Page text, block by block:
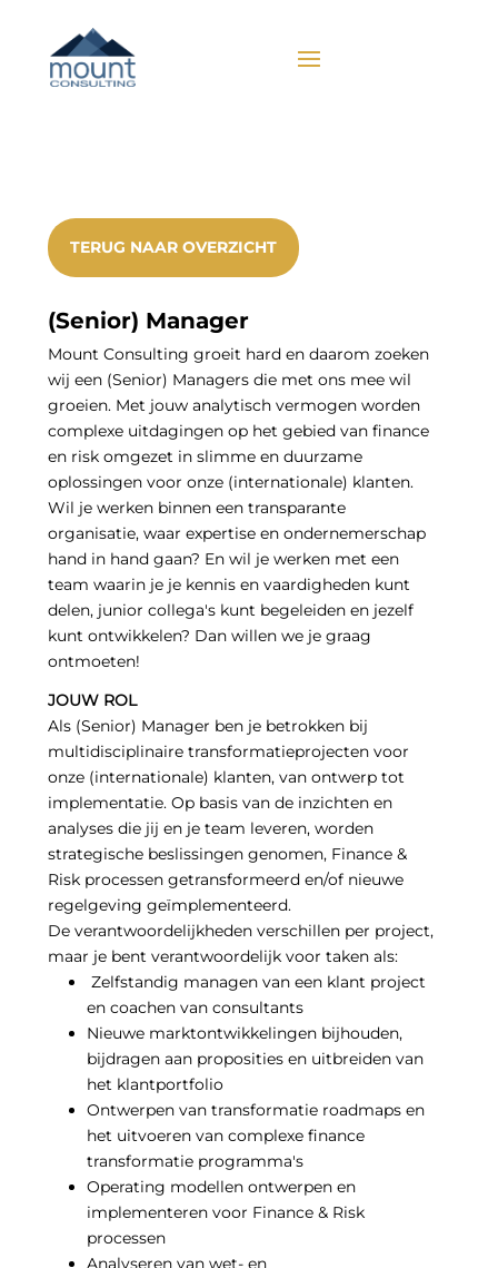
TERUG NAAR OVERZICHT
(Senior) Manager
Mount Consulting groeit hard en daarom zoeken
wij een (Senior) Managers die met ons mee wil
groeien. Met jouw analytisch vermogen worden
complexe uitdagingen op het gebied van finance
en risk omgezet in slimme en duurzame
oplossingen voor onze (internationale) klanten.
Wil je werken binnen een transparante
organisatie, waar expertise en ondernemerschap
hand in hand gaan? En wil je werken met een
team waarin je je kennis en vaardigheden kunt
delen, junior collega's kunt begeleiden en jezelf
kunt ontwikkelen? Dan willen we je graag
ontmoeten!
JOUW ROL
Als (Senior) Manager ben je betrokken bij
multidisciplinaire transformatieprojecten voor
onze (internationale) klanten, van ontwerp tot
implementatie. Op basis van de inzichten en
analyses die jij en je team leveren, worden
strategische beslissingen genomen, Finance &
Risk processen getransformeerd en/of nieuwe
regelgeving geïmplementeerd.
De verantwoordelijkheden verschillen per project,
maar je bent verantwoordelijk voor taken als:
Zelfstandig managen van een klant project
en coachen van consultants
Nieuwe marktontwikkelingen bijhouden,
bijdragen aan proposities en uitbreiden van
het klantportfolio
Ontwerpen van transformatie roadmaps en
het uitvoeren van complexe finance
transformatie programma's
Operating modellen ontwerpen en
implementeren voor Finance & Risk
processen
Analyseren van wet- en